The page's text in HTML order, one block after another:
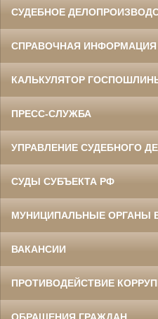
СУДЕБНОЕ
СПРАВОЧНАЯ ИНФОРМАЦИЯ
КАЛЬКУЛЯТОР
ПРЕСС-СЛУЖБА
УПРАВЛЕНИЕ СУДЕБНОГО
СУДЫ СУБЪЕКТА РФ
МУНИЦИПАЛЬНЫЕ ОРГАНЫ
ВАКАНСИИ
ПРОТИВОДЕЙСТВИЕ